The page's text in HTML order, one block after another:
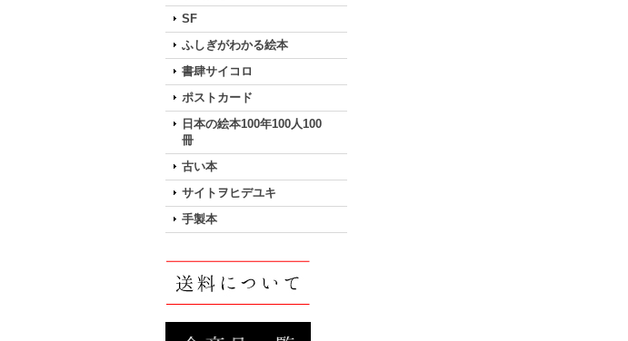
SF
ふしぎがわかる絵本
書肆サイコロ
ポストカード
日本の絵本100年100人100
冊
古い本
サイトヲヒデユキ
手製本